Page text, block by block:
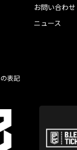
お問い合わせ
ニュース
表記